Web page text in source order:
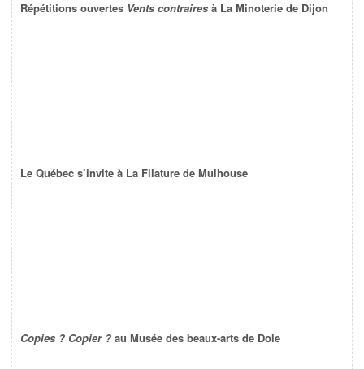
Répétitions ouvertes Vents contraires à La Minoterie de Dijon
Le Québec s’invite à La Filature de Mulhouse
Copies ? Copier ? au Musée des beaux-arts de Dole